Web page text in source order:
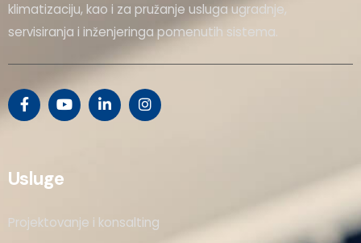
klimatizaciju, kao i za pružanje usluga ugradnje,
servisiranja i inženjeringa pomenutih sistema.
Usluge
Projektovanje i konsalting